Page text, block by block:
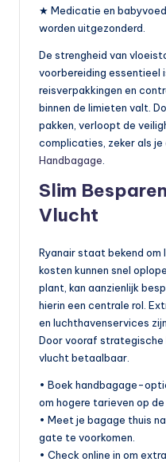
★ Medicatie en
worden uitgezonderd.
De strengheid van
voorbereiding essentieel
reisverpakkingen en
binnen de limieten valt.
pakken, verloopt de
complicaties, zeker als
Handbagage
Slim
Vlucht
Ryanair staat bekend
kosten kunnen snel
plant, kan aanzienlijk
hierin een centrale rol.
en luchthavenservices
Door vooraf strategische
vlucht betaalbaar.
• Boek handbagage-
om hogere tarieven op
• Meet je bagage thuis
gate te voorkomen.
• Check online in om